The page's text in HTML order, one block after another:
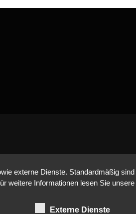
externe Dienste. Standardmäßig
weitere Informationen lesen Sie
Externe Dienste